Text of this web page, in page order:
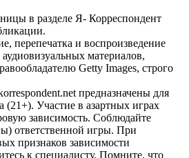
в разделе Я- Корреспондент
перепечатка и воспроизведение
материалов,
Getty Images, строго
предназначены для
(21+). Участие в азартных играх
зависимость. Соблюдайте
ответственной игры. При
признаков зависимости
к специалисту. Помните, что